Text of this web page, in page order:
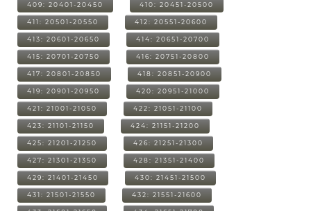
409: 20401-20450 410: 20451-20500
411: 20501-20550 412: 20551-20600
413: 20601-20650 414: 20651-20700
415: 20701-20750 416: 20751-20800
417: 20801-20850 418: 20851-20900
419: 20901-20950 420: 20951-21000
421: 21001-21050 422: 21051-21100
423: 21101-21150 424: 21151-21200
425: 21201-21250 426: 21251-21300
427: 21301-21350 428: 21351-21400
429: 21401-21450 430: 21451-21500
431: 21501-21550 432: 21551-21600